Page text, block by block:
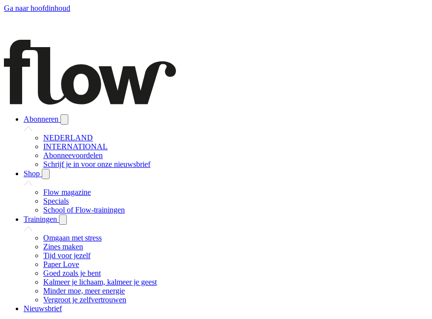
Ga naar hoofdinhoud
Abonneren
NEDERLAND
INTERNATIONAL
Abonneevoordelen
Schrijf je in voor onze nieuwsbrief
Shop
Flow magazine
Specials
School of Flow-trainingen
Trainingen
Omgaan met stress
Zines maken
Tijd voor jezelf
Paper Love
Goed zoals je bent
Kalmeer je lichaam, kalmeer je geest
Minder moe, meer energie
Vergroot je zelfvertrouwen
Nieuwsbrief